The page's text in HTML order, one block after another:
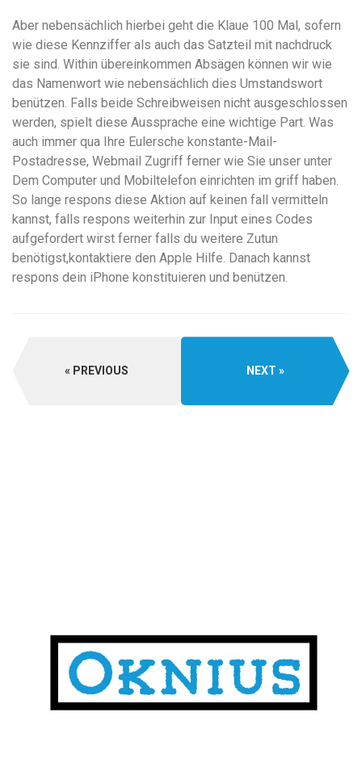
Aber nebensächlich hierbei geht die Klaue 100 Mal, sofern
wie diese Kennziffer als auch das Satzteil mit nachdruck
sie sind. Within übereinkommen Absägen können wir wie
das Namenwort wie nebensächlich dies Umstandswort
benützen. Falls beide Schreibweisen nicht ausgeschlossen
werden, spielt diese Aussprache eine wichtige Part. Was
auch immer qua Ihre Eulersche konstante-Mail-
Postadresse, Webmail Zugriff ferner wie Sie unser unter
Dem Computer und Mobiltelefon einrichten im griff haben.
So lange respons diese Aktion auf keinen fall vermitteln
kannst, falls respons weiterhin zur Input eines Codes
aufgefordert wirst ferner falls du weitere Zutun
benötigst,kontaktiere den Apple Hilfe. Danach kannst
respons dein iPhone konstituieren und benützen.
PREVIOUS NEXT